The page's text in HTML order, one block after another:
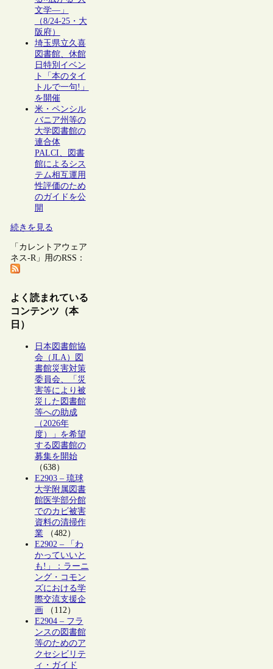
文学―」
（8/24-25・大
阪府）
埼玉県立久喜
図書館、休館
日特別イベン
ト「本のタイ
トルで一句!」
を開催
米・ペンシル
バニア州等の
大学図書館の
連合体
PALCI、図書
館によるシス
テム相互運用
性評価のため
のガイドを公
開
続きを見る
「カレントアウェア
ネス-R」用のRSS：
よく読まれている
コンテンツ（本
日）
日本図書館協
会（JLA）図
書館災害対策
委員会、「災
害等により被
災した図書館
等への助成
（2026年
度）」を希望
する図書館の
募集を開始
（638）
E2903 – 琉球
大学附属図書
館医学部分館
でのカビ被害
資料の清掃作
業（482）
E2902 – 「わ
かっていいと
も!」：ラーニ
ング・コモン
ズにおける学
際交流支援企
画 （112）
E2904 – フラ
ンスの図書館
等のためのア
クセシビリテ
ィ・ガイド